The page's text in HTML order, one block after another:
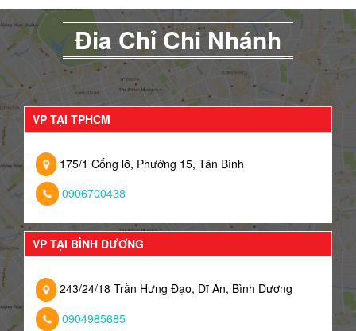
Đia Chỉ Chi Nhánh
VP TẠI TPHCM
175/1 Cống lỡ, Phường 15, Tân Bình
0906700438
VP TẠI BÌNH DƯƠNG
243/24/18 Trần Hưng Đạo, Dĩ An, Bình Dương
0904985685